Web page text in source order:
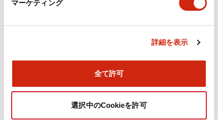
マーケティング
詳細を表示
全て許可
選択中のCookieを許可
規格・認証 技術文書